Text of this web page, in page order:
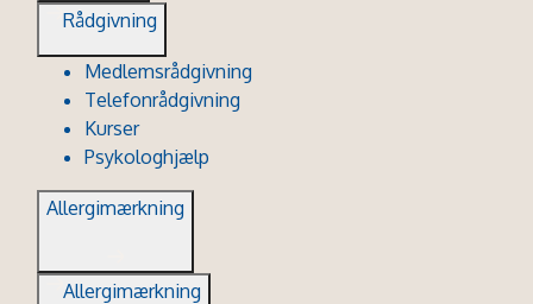
Rådgivning
Medlemsrådgivning
Telefonrådgivning
Kurser
Psykologhjælp
Allergimærkning
Allergimærkning